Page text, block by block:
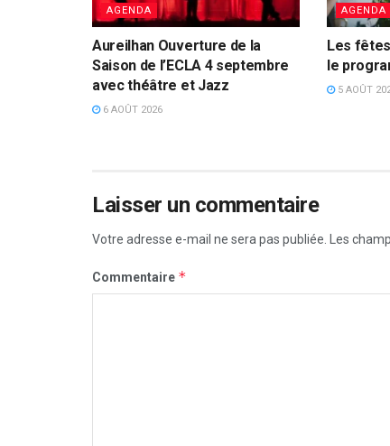
AGENDA
Aureilhan Ouverture de la
Saison de l’ECLA 4 septembre
avec théâtre et Jazz
6 AOÛT 2026
AGENDA
Les
le
5 AOÛT
Laisser un commentaire
Votre adresse e-mail ne sera pas publiée. Les
Commentaire *